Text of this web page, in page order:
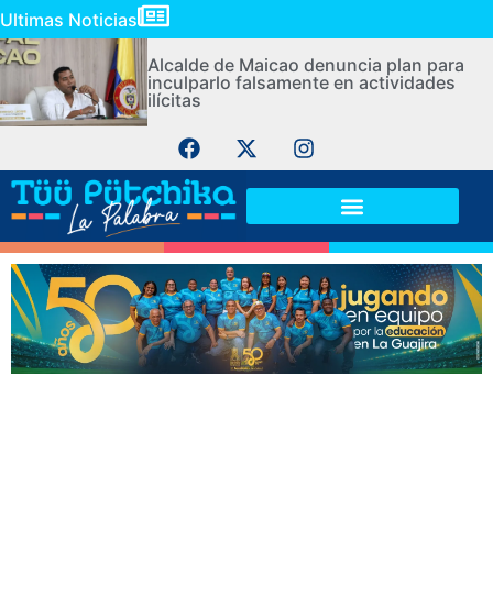
Ultimas Noticias
Alcalde de Maicao denuncia plan para
inculparlo falsamente en actividades
ilícitas